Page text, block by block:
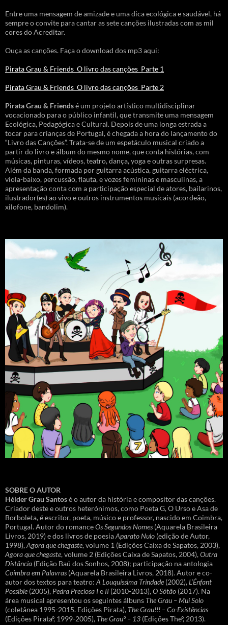
Entre uma mensagem de amizade e uma dica ecológica e saudável, há
sempre o convite para cantar as sete canções ilustradas com as mil
cores do Acreditar.
Ouça as canções. Faça o download dos mp3 aqui:
Pirata Grau & Friends_O livro das canções_Parte 1
Pirata Grau & Friends_O livro das canções_Parte 2
Pirata Grau & Friendsé um projeto artístico multidisciplinar
vocacionado para o público infantil, que transmite uma mensagem
Ecológica, Pedagógica e Cultural. Depois de uma longa estrada a
tocar para crianças de Portugal, é chegada a hora do lançamento do
“Livro das Canções”. Trata-se de um espetáculo musical criado a
partir do livro e álbum do mesmo nome, que conta histórias, com
músicas, pinturas, vídeos, teatro, dança, yoga e outras surpresas.
Além da banda, formada por guitarra acústica, guitarra eléctrica,
viola-baixo, percussão, flauta, e vozes femininas e masculinas, a
apresentação conta com a participação especial de atores, bailarinos,
ilustrador(es) ao vivo e outros instrumentos musicais (acordeão,
xilofone, bandolim).
SOBRE O AUTOR
Hélder Grau Santosé o autor da história e compositor das canções.
Criador deste e outros heterónimos, como Poeta G, O Urso e Asa de
Borboleta, é escritor, poeta, músico e professor, nascido em Coimbra,
Portugal. Autor do romanceOs Segundos Nomes (Aquarela Brasileira
Livros, 2019) e dos livros de poesiaAparato Nulo (edição de Autor,
1998),Agora que chegaste, volume 1 (Edições Caixa de Sapatos, 2003),
Agora que chegaste, volume 2 (Edições Caixa de Sapatos, 2004),Outra
Distância (Edição Baú dos Sonhos, 2008); participação na antologia
Coimbra em Palavras (Aquarela Brasileira Livros, 2018). Autor e co-
autor dos textos para teatro: A Louquíssima Trindade (2002),L’Énfant
Possible (2005), Pedra Preciosa Ie II (2010-2013),O Sótão (2017). Na
área musical apresentou os seguintes álbuns The Grau – Mui Solo
(coletânea 1995-2015. Edições Pirata), The Grau!!! – Co-Existências
(Edições Pirataº, 1999-2005), The Grauº – 13 (Edições Theº, 2013).